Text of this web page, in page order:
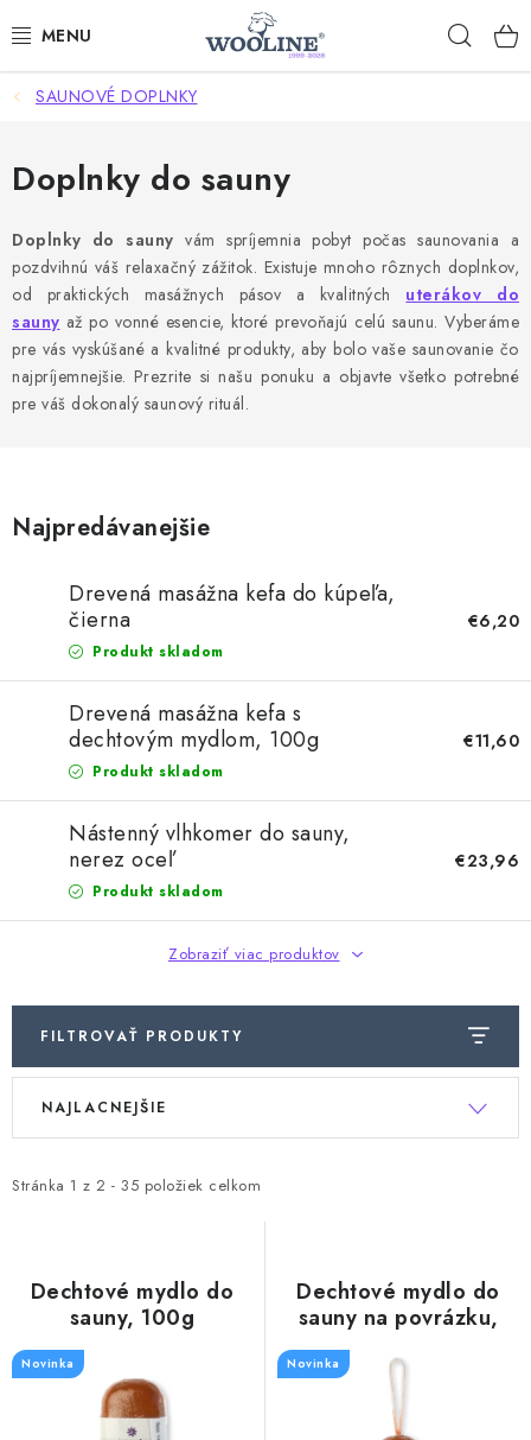
na
AKCIE
OBLEČENIE Z VLNY
DOMOV A SPANIE
SAUNA A ZDRAVIE
ZÁHRADA
Kontakty
Odmeny pre našich zákazníkov
SAUNOVÉ DOPLNKY
Doplnky do sauny
Doplnky do sauny vám spríjemnia pobyt počas saunovania a
pozdvihnú váš relaxačný zážitok. Existuje mnoho rôznych doplnkov,
od praktických masážnych pásov a kvalitných
uterákov do
sauny až po vonné esencie, ktoré prevoňajú celú saunu. Vyberáme
pre vás vyskúšané a kvalitné produkty, aby bolo vaše saunovanie čo
najpríjemnejšie. Prezrite si našu ponuku a objavte všetko potrebné
pre váš dokonalý saunový rituál.
Najpredávanejšie
Drevená masážna kefa do kúpeľa,
čierna
Produkt skladom
€6,20
Drevená masážna kefa s
dechtovým mydlom, 100g
Produkt skladom
€11,60
Nástenný vlhkomer do sauny,
nerez oceľ
Produkt skladom
€23,96
Zobraziť viac produktov
FILTROVAŤ PRODUKTY
V
i
d
u
Stránka 1 z 2 - 35 položiek celkom
R
e
r
o
NAJLACNEJŠIE
Dechtové mydlo do
sauny, 100g
Novinka
Dechtové mydlo do
sauny na povrázku,
Novinka